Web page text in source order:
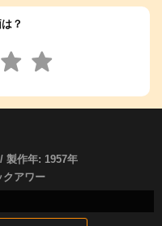
？
製作年: 1957年
クアワー